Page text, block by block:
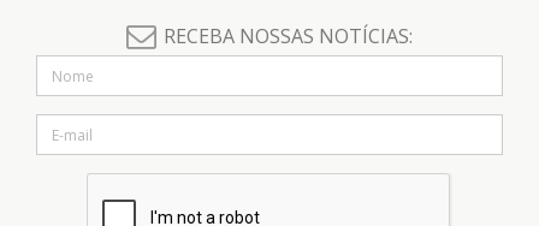
RECEBA NOSSAS NOTÍCIAS: